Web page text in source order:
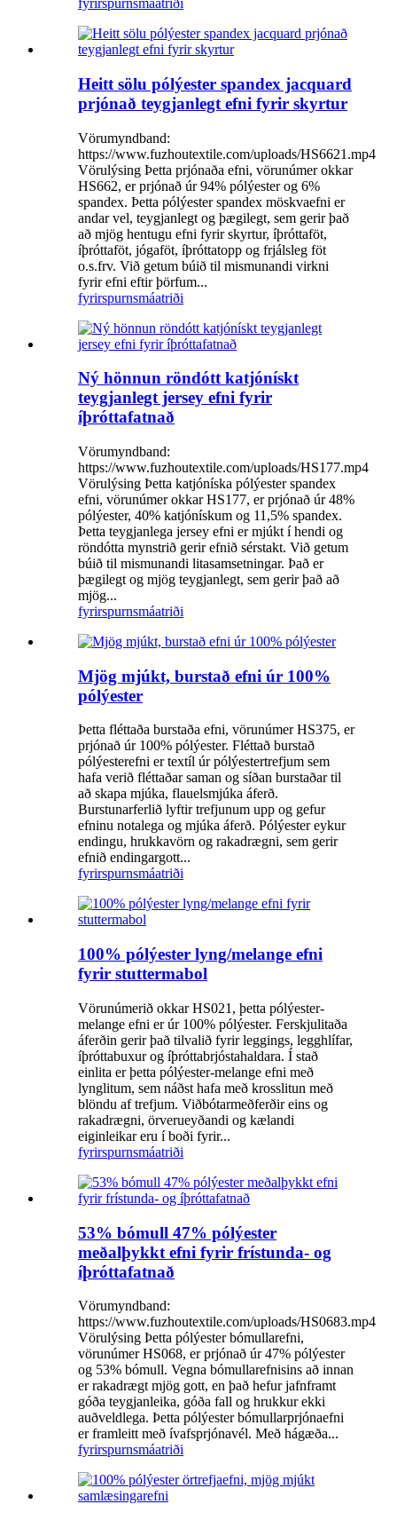
fyrirspurnsmáatriði
Heitt sölu pólýester spandex jacquard
prjónað teygjanlegt efni fyrir skyrtur
Vörumyndband:
https://www.fuzhoutextile.com/uploads/HS6621.mp4
Vörulýsing Þetta prjónaða efni, vörunúmer okkar
HS662, er prjónað úr 94% pólýester og 6%
spandex. Þetta pólýester spandex möskvaefni er
andar vel, teygjanlegt og þægilegt, sem gerir það
að mjög hentugu efni fyrir skyrtur, íþróttaföt,
íþróttaföt, jógaföt, íþróttatopp og frjálsleg föt
o.s.frv. Við getum búið til mismunandi virkni
fyrir efni eftir þörfum...
fyrirspurnsmáatriði
Ný hönnun röndótt katjónískt
teygjanlegt jersey efni fyrir
íþróttafatnað
Vörumyndband:
https://www.fuzhoutextile.com/uploads/HS177.mp4
Vörulýsing Þetta katjóníska pólýester spandex
efni, vörunúmer okkar HS177, er prjónað úr 48%
pólýester, 40% katjónískum og 11,5% spandex.
Þetta teygjanlega jersey efni er mjúkt í hendi og
röndótta mynstrið gerir efnið sérstakt. Við getum
búið til mismunandi litasamsetningar. Það er
þægilegt og mjög teygjanlegt, sem gerir það að
mjög...
fyrirspurnsmáatriði
Mjög mjúkt, burstað efni úr 100%
pólýester
Þetta fléttaða burstaða efni, vörunúmer HS375, er
prjónað úr 100% pólýester. Fléttað burstað
pólýesterefni er textíl úr pólýestertrefjum sem
hafa verið fléttaðar saman og síðan burstaðar til
að skapa mjúka, flauelsmjúka áferð.
Burstunarferlið lyftir trefjunum upp og gefur
efninu notalega og mjúka áferð. Pólýester eykur
endingu, hrukkavörn og rakadrægni, sem gerir
efnið endingargott...
fyrirspurnsmáatriði
100% pólýester lyng/melange efni
fyrir stuttermabol
Vörunúmerið okkar HS021, þetta pólýester-
melange efni er úr 100% pólýester. Ferskjulitaða
áferðin gerir það tilvalið fyrir leggings, legghlífar,
íþróttabuxur og íþróttabrjóstahaldara. Í stað
einlita er þetta pólýester-melange efni með
lynglitum, sem náðst hafa með krosslitun með
blöndu af trefjum. Viðbótarmeðferðir eins og
rakadrægni, örverueyðandi og kælandi
eiginleikar eru í boði fyrir...
fyrirspurnsmáatriði
53% bómull 47% pólýester
meðalþykkt efni fyrir frístunda- og
íþróttafatnað
Vörumyndband:
https://www.fuzhoutextile.com/uploads/HS0683.mp4
Vörulýsing Þetta pólýester bómullarefni,
vörunúmer HS068, er prjónað úr 47% pólýester
og 53% bómull. Vegna bómullarefnisins að innan
er rakadrægt mjög gott, en það hefur jafnframt
góða teygjanleika, góða fall og hrukkur ekki
auðveldlega. Þetta pólýester bómullarprjónaefni
er framleitt með ívafsprjónavél. Með hágæða...
fyrirspurnsmáatriði